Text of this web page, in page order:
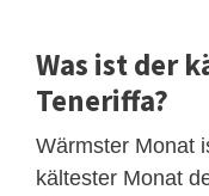
Was ist der
Teneriffa?
Wärmster Monat
kältester Monat